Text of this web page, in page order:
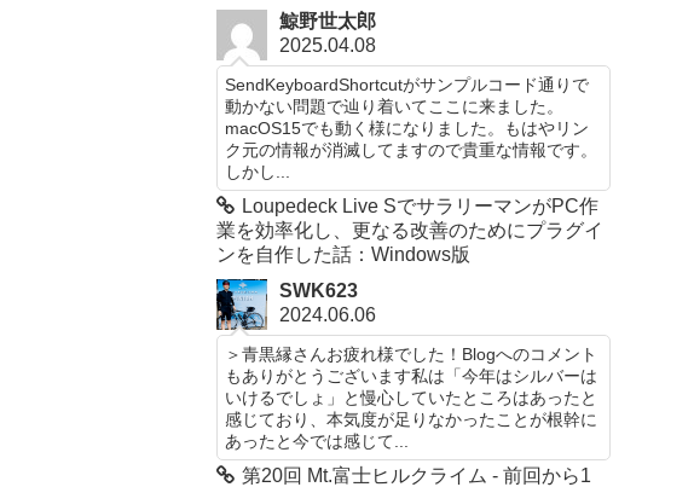
鯨野世太郎
2025.04.08
SendKeyboardShortcutがサンプルコード通りで
動かない問題で辿り着いてここに来ました。
macOS15でも動く様になりました。もはやリン
ク元の情報が消滅してますので貴重な情報です。
しかし...
Loupedeck Live SでサラリーマンがPC作
業を効率化し、更なる改善のためにプラグイ
ンを自作した話：Windows版
SWK623
2024.06.06
＞青黒縁さんお疲れ様でした！Blogへのコメント
もありがとうございます私は「今年はシルバーは
いけるでしょ」と慢心していたところはあったと
感じており、本気度が足りなかったことが根幹に
あったと今では感じて...
第20回 Mt.富士ヒルクライム - 前回から1